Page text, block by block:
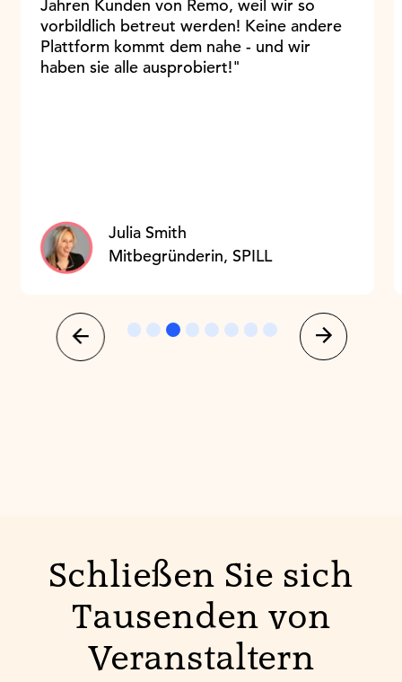
Jahren Kunden von Remo, weil wir so
vorbildlich betreut werden! Keine andere
Plattform kommt dem nahe - und wir
haben sie alle ausprobiert!"
Julia Smith
Mitbegründerin, SPILL
Schließen Sie sich
Tausenden von
Veranstaltern